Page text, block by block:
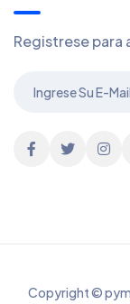
Registrese
Copyright ©